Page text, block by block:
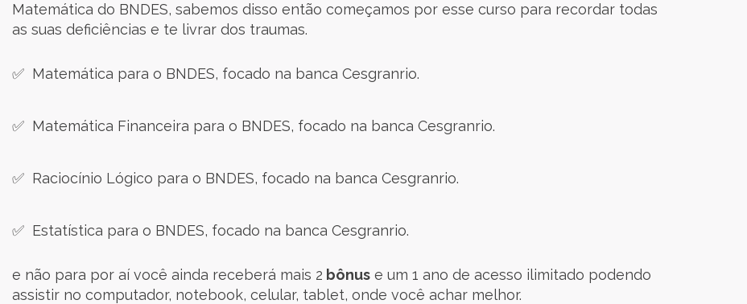
Matemática do BNDES, sabemos disso então começamos por esse curso para recordar todas
as suas deficiências e te livrar dos traumas.
✅ Matemática para o BNDES, focado na banca Cesgranrio.
✅ Matemática Financeira para o BNDES, focado na banca Cesgranrio.
✅ Raciocínio Lógico para o BNDES, focado na banca Cesgranrio.
✅ Estatística para o BNDES, focado na banca Cesgranrio.
e não para por aí você ainda receberá mais 2 bônus e um 1 ano de acesso ilimitado podendo
assistir no computador, notebook, celular, tablet, onde você achar melhor.